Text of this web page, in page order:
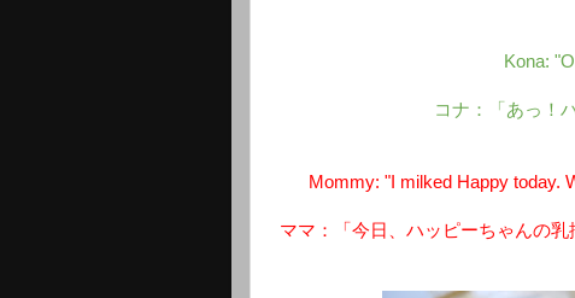
Kona:
コナ：「あっ！
Mommy: "I milked Happy today.
ママ：「今日、ハッピーちゃんの